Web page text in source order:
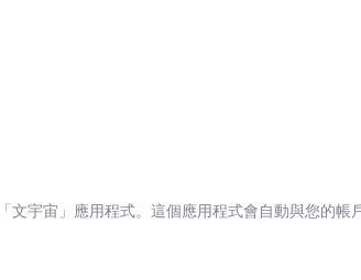
「文宇宙」應用程式。這個應用程式會自動與您的帳